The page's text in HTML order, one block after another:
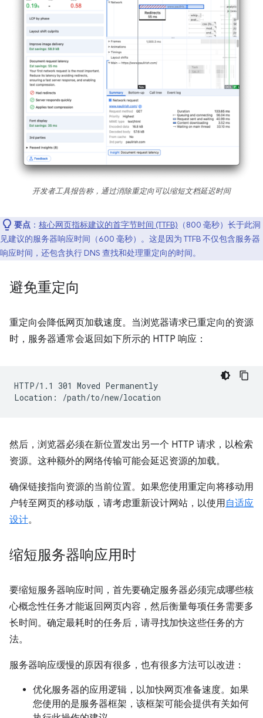
开发者工具报告称，通过消除重定向可以缩短文档延迟时间
要点 ： 核心网页指标建议的首字节时间 (TTFB) （800 毫秒）长于此洞
见建议的服务器响应时间（600 毫秒）。这是因为 TTFB 不仅包含服务器
响应时间，还包含执行 DNS 查找和处理重定向的时间。
避免重定向
重定向会降低网页加载速度。当浏览器请求已重定向的资源
时，服务器通常会返回如下所示的 HTTP 响应：
HTTP/1.1 301 Moved Permanently
然后，浏览器必须在新位置发出另一个 HTTP 请求，以检索
资源。这种额外的网络传输可能会延迟资源的加载。
确保链接指向资源的当前位置。如果您使用重定向将移动用
户转至网页的移动版，请考虑重新设计网站，以使用自适应
设计。
缩短服务器响应用时
要缩短服务器响应时间，首先要确定服务器必须完成哪些核
心概念性任务才能返回网页内容，然后衡量每项任务需要多
长时间。确定最耗时的任务后，请寻找加快这些任务的方
法。
服务器响应缓慢的原因有很多，也有很多方法可以改进：
优化服务器的应用逻辑，以加快网页准备速度。如果
您使用的是服务器框架，该框架可能会提供有关如何